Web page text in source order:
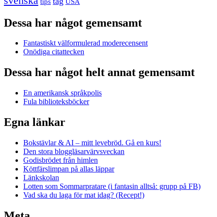
Dessa har något gemensamt
Fantastiskt välformulerad moderecensent
Onödiga citattecken
Dessa har något helt annat gemensamt
En amerikansk språkpolis
Fula biblioteksböcker
Egna länkar
Bokstävlar & AI – mitt levebröd. Gå en kurs!
Den stora bloggläsarvärvsveckan
Godisbrödet från himlen
Köttfärslimpan på allas läppar
Länkskolan
Lotten som Sommarpratare (i fantasin alltså: grupp på FB)
Vad ska du laga för mat idag? (Recept!)